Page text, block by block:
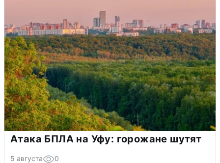
Атака БПЛА на Уфу: горожане шутят
5 августа 0